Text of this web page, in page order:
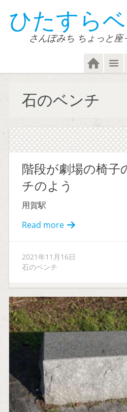
ひたすら
さんぽみち ちょっと座
Home
石のベンチ
階段が劇場の椅子
チのよう
用賀駅
Read more
2021年11月16日
石のベンチ